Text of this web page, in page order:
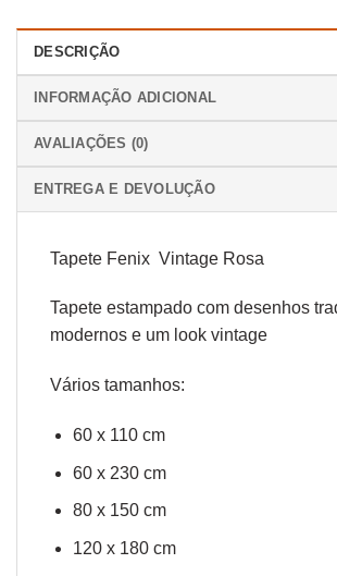
DESCRIÇÃO
INFORMAÇÃO ADICIONAL
AVALIAÇÕES (0)
ENTREGA E DEVOLUÇÃO
Tapete Fenix Vintage Rosa
Tapete estampado com desenhos
modernos e um look vintage
Vários tamanhos:
60 x 110 cm
60 x 230 cm
80 x 150 cm
120 x 180 cm